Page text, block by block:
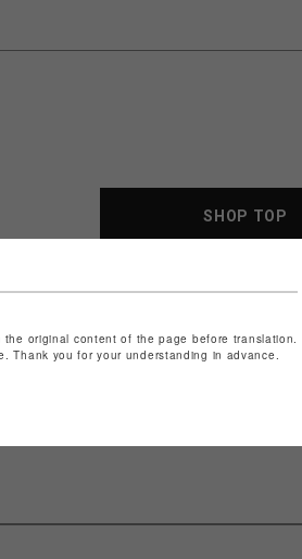
SHOP TOP
original content of the page before translation.
Thank you for your understanding in advance.